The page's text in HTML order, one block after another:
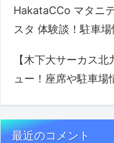
HakataCCo マタニ
スタ 体験談！駐車場
【木下大サーカス
ュー！座席や駐車場
最近のコメント